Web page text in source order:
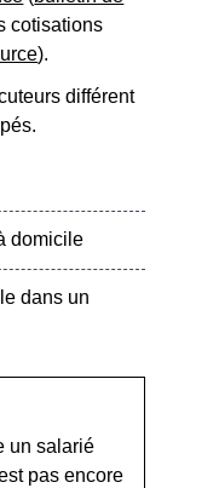
cotisations
).
différent
domicile
dans un
un salarié
pas encore